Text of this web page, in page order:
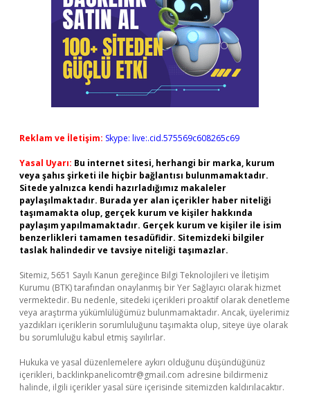
Reklam ve İletişim: Skype: live:.cid.575569c608265c69
Yasal Uyarı: Bu internet sitesi, herhangi bir marka, kurum
veya şahıs şirketi ile hiçbir bağlantısı bulunmamaktadır.
Sitede yalnızca kendi hazırladığımız makaleler
paylaşılmaktadır. Burada yer alan içerikler haber niteliği
taşımamakta olup, gerçek kurum ve kişiler hakkında
paylaşım yapılmamaktadır. Gerçek kurum ve kişiler ile isim
benzerlikleri tamamen tesadüfidir. Sitemizdeki bilgiler
taslak halindedir ve tavsiye niteliği taşımazlar.
Sitemiz, 5651 Sayılı Kanun gereğince Bilgi Teknolojileri ve İletişim
Kurumu (BTK) tarafından onaylanmış bir Yer Sağlayıcı olarak hizmet
vermektedir. Bu nedenle, sitedeki içerikleri proaktif olarak denetleme
veya araştırma yükümlülüğümüz bulunmamaktadır. Ancak, üyelerimiz
yazdıkları içeriklerin sorumluluğunu taşımakta olup, siteye üye olarak
bu sorumluluğu kabul etmiş sayılırlar.
Hukuka ve yasal düzenlemelere aykırı olduğunu düşündüğünüz
içerikleri, backlinkpanelicomtr@gmail.com adresine bildirmeniz
halinde, ilgili içerikler yasal süre içerisinde sitemizden kaldırılacaktır.